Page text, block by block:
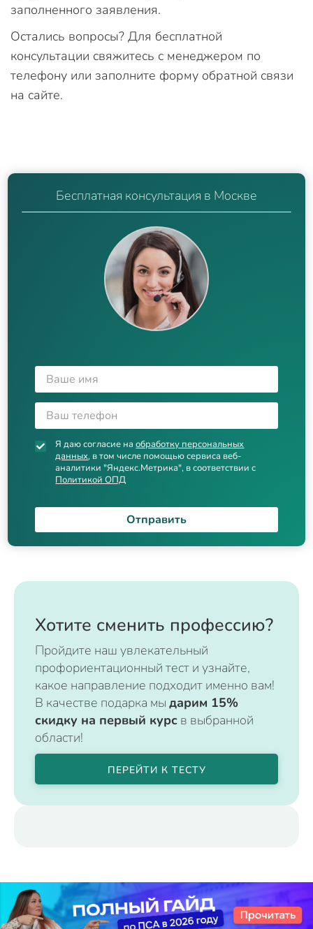
заполненного заявления.
Остались вопросы? Для бесплатной
консультации свяжитесь с менеджером по
телефону или заполните форму обратной связи
на сайте.
Бесплатная консультация в Москве
Я даю согласие наобработку персональных
данных, в том числе помощью сервиса веб-
аналитики "Яндекс.Метрика", в соответствии с
Политикой ОПД
Отправить
Хотите сменить профессию?
Пройдите наш увлекательный
профориентационный тест и узнайте,
какое направление подходит именно вам!
В качестве подарка мы дарим 15%
скидку на первый курс в выбранной
области!
ПЕРЕЙТИ К ТЕСТУ